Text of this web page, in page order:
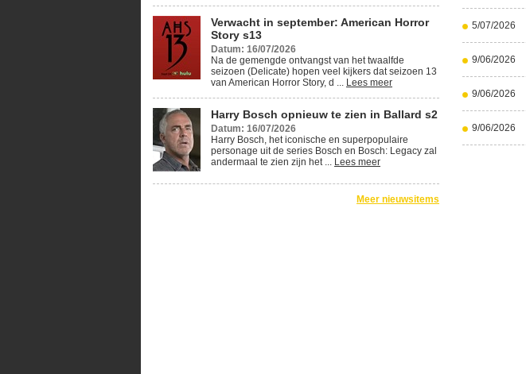
Verwacht in september: American Horror
Story s13
Datum: 16/07/2026
Na de gemengde ontvangst van het twaalfde
seizoen (Delicate) hopen veel kijkers dat seizoen 13
van American Horror Story, d ... Lees meer
Harry Bosch opnieuw te zien in Ballard s2
Datum: 16/07/2026
Harry Bosch, het iconische en superpopulaire
personage uit de series Bosch en Bosch: Legacy zal
andermaal te zien zijn het ... Lees meer
Meer nieuwsitems
5/07/2026
9/06/2026
9/06/2026
9/06/2026